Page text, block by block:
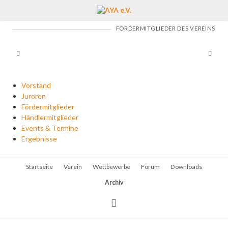
FÖRDERMITGLIEDER DES VEREINS
Navigation
überspringen
Vorstand
Juroren
Fördermitglieder
Händlermitglieder
Events & Termine
Ergebnisse
Navigation
Startseite Verein Wettbewerbe Forum Downloads
Archiv